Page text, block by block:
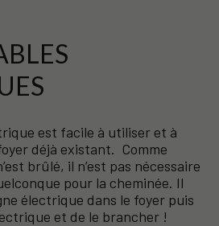
est facile à utiliser et à
déjà existant. Comme
brûlé, il n’est pas nécessaire
pour la cheminée. Il
électrique dans le foyer puis
et de le brancher !